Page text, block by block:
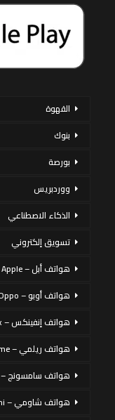
القهوة
بنوك
بورصة
ووردبريس
الذكاء الاصطناعي
تسويق إلكتروني
هواتف أبل – Apple
هواتف أوبو – Oppo
هواتف إنفينكس – Infinix
هواتف ريلمي – Realme
هواتف سامسونج – Samsung
هواتف شاومي – Xiaomi